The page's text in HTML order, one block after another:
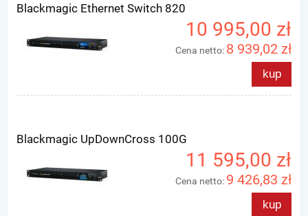
Blackmagic Ethernet Switch 820
10 995,00 zł
Cena netto: 8 939,02 zł
kup
Blackmagic UpDownCross 100G
11 595,00 zł
Cena netto: 9 426,83 zł
kup